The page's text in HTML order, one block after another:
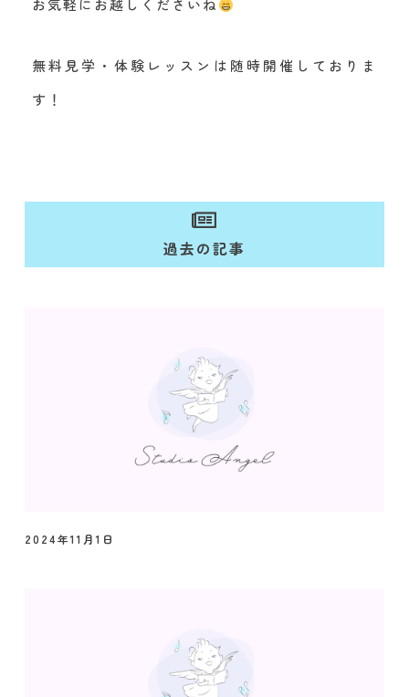
お気軽にお越しくださいね
無料見学・体験レッスンは随時開催しておりま
す！​
過去の記事
2024年11月1日